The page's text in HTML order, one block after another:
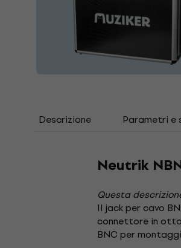
Descrizione Parametri e
Neutrik
Questa
Il jack per cavo
connettore in
BNC per